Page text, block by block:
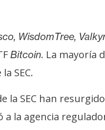
WisdomTree,
Bitcoin. La mayoría
SEC.
SEC han
a la agencia